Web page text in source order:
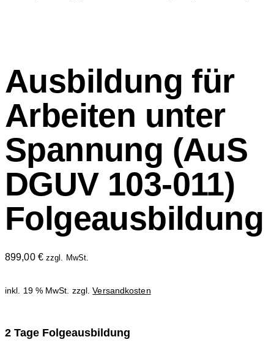
Ausbildung für
Arbeiten unter
Spannung (AuS
DGUV 103-011)
Folgeausbildung
899,00 € zzgl. MwSt.
inkl. 19 % MwSt. zzgl.Versandkosten
2 Tage Folgeausbildung